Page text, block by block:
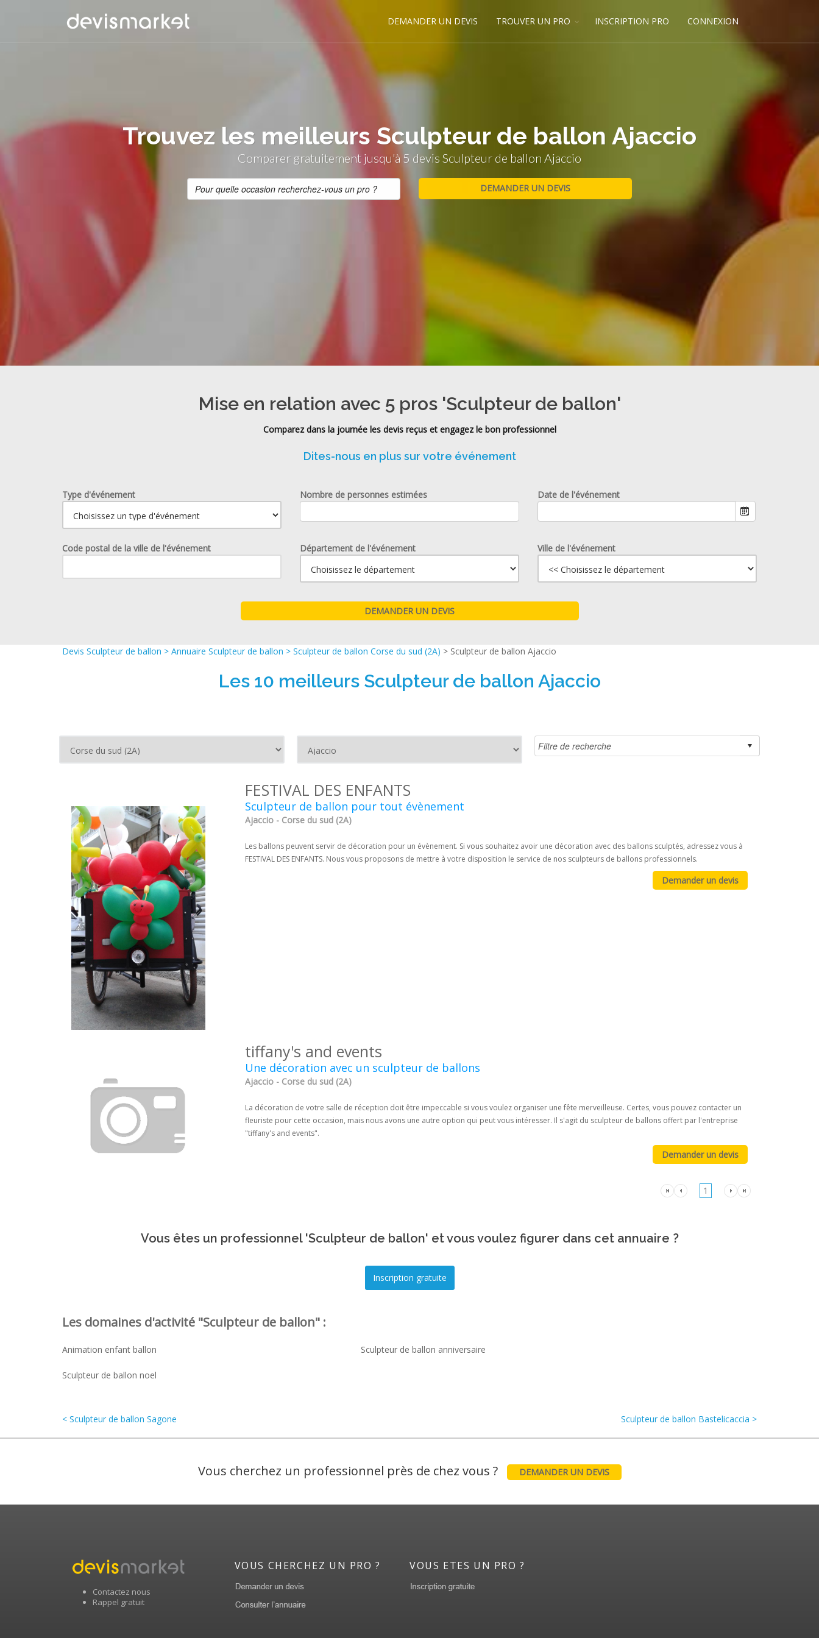
DEMANDER UN DEVIS TROUVER UN PRO INSCRIPTION PRO CONNEXION
Trouvez les meilleurs Sculpteur de ballon Ajaccio
Comparer gratuitement jusqu'à 5 devis Sculpteur de ballon Ajaccio
Mise en relation avec 5 pros 'Sculpteur de ballon'
Comparez dans la journée les devis reçus et engagez le bon professionnel
Dites-nous en plus sur votre événement
Type d'événement Nombre de personnes estimées
Date de l'événement
Code postal de la ville de l'événement Département de l'événement Ville de l'événement
Devis Sculpteur de ballon > Annuaire Sculpteur de ballon > Sculpteur de ballon Corse du sud (2A) > Sculpteur de ballon Ajaccio
Les 10 meilleurs Sculpteur de ballon Ajaccio
FESTIVAL DES ENFANTS
Sculpteur de ballon pour tout évènement
Ajaccio - Corse du sud (2A)
Les ballons peuvent servir de décoration pour un évènement. Si vous souhaitez avoir une décoration avec des ballons sculptés, adressez vous à
FESTIVAL DES ENFANTS. Nous vous proposons de mettre à votre disposition le service de nos sculpteurs de ballons professionnels.
tiffany's and events
Une décoration avec un sculpteur de ballons
Ajaccio - Corse du sud (2A)
La décoration de votre salle de réception doit être impeccable si vous voulez organiser une fête merveilleuse. Certes, vous pouvez contacter un
fleuriste pour cette occasion, mais nous avons une autre option qui peut vous intéresser. Il s'agit du sculpteur de ballons offert par l'entreprise
"tiffany's and events".
1
Vous êtes un professionnel 'Sculpteur de ballon' et vous voulez figurer dans cet annuaire ?
Les domaines d'activité "Sculpteur de ballon" :
Animation enfant ballon Sculpteur de ballon anniversaire
Sculpteur de ballon noel
< Sculpteur de ballon Sagone Sculpteur de ballon Bastelicaccia >
Vous cherchez un professionnel près de chez vous ? DEMANDER UN DEVIS
Contactez nous
Rappel gratuit
VOUS CHERCHEZ UN PRO ? VOUS ETES UN PRO ?